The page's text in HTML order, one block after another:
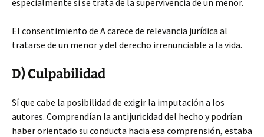
especialmente si se trata de la supervivencia de un menor.
El consentimiento de A carece de relevancia jurídica al
tratarse de un menor y del derecho irrenunciable a la vida.
D) Culpabilidad
Sí que cabe la posibilidad de exigir la imputación a los
autores. Comprendían la antijuricidad del hecho y podrían
haber orientado su conducta hacia esa comprensión, estaba